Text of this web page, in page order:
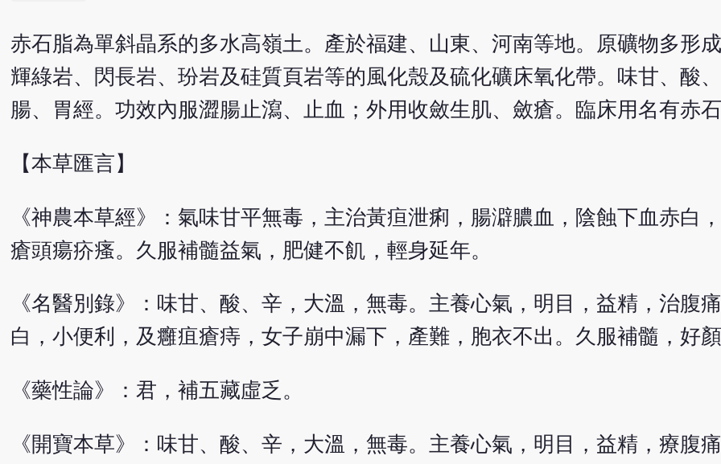
赤石脂為單斜晶系的多水高嶺土。產於福建、山東、河南等地。原礦物多形
輝綠岩、閃長岩、玢岩及硅質頁岩等的風化殼及硫化礦床氧化帶。味甘、酸
腸、胃經。功效內服澀腸止瀉、止血；外用收斂生肌、斂瘡。臨床用名有赤石
【本草匯言】
《神農本草經》：氣味甘平無毒，主治黃疸泄痢，腸澼膿血，陰蝕下血赤白
瘡頭瘍疥瘙。久服補髓益氣，肥健不飢，輕身延年。
《名醫別錄》：味甘、酸、辛，大溫，無毒。主養心氣，明目，益精，治腹
白，小便利，及癰疽瘡痔，女子崩中漏下，產難，胞衣不出。久服補髓，好顏
《藥性論》：君，補五藏虛乏。
《開寶本草》：味甘、酸、辛，大溫，無毒。主養心氣，明目，益精，療腹